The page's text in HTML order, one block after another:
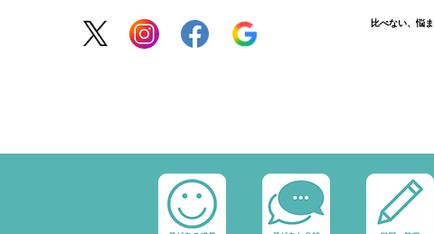
比べない、悩